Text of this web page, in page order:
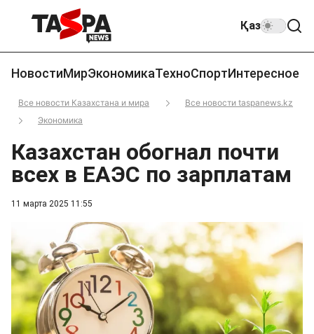
Қаз
НовостиМирЭкономикаТехноСпортИнтересное
Все новости Казахстана и мира
Все новости taspanews.kz
Экономика
11 марта 2025 11:55
Казахстан обогнал почти
всех в ЕАЭС по зарплатам